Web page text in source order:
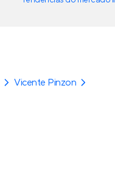
Vicente Pinzon